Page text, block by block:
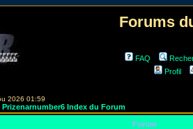
Forums
FAQ
Profil
2026 01:59
Index du Forum
Forum